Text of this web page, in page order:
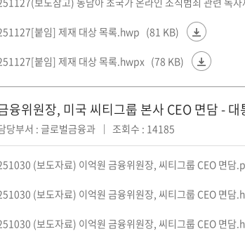
붙임] 제재 대상 목록.hwp (81 KB)
붙임] 제재 대상 목록.hwpx (78 KB)
융위원장, 미국 씨티그룹 본사 CEO 면담 -
당부서 : 글로벌금융과 조회수 : 14185
(보도자료) 이억원 금융위원장, 씨티그룹 CEO 면담
(보도자료) 이억원 금융위원장, 씨티그룹 CEO 면담
(보도자료) 이억원 금융위원장, 씨티그룹 CEO 면담